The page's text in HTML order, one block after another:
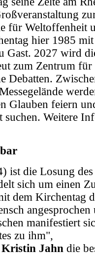
für Weltoffenheit
hier 1985
Gast. 2027 wird
zum Zentrum
Debatten.
Glauben feiern
suchen. Weitere
ist die Losung
sich um einen
dem Kirchentag
manifestiert
zu ihm",
Kristin Jahn die